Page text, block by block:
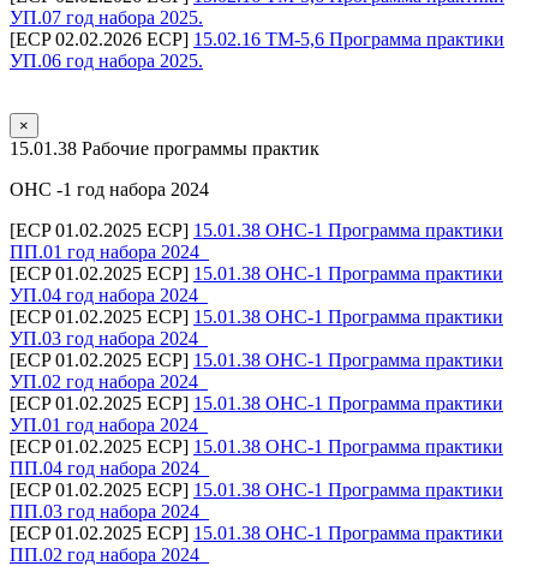
УП.07 год набора 2025.
[ECP 02.02.2026 ECP] 15.02.16 ТМ-5,6 Программа практики
УП.06 год набора 2025.
×
15.01.38 Рабочие программы практик
ОНС -1 год набора 2024
[ECP 01.02.2025 ECP] 15.01.38 ОНС-1 Программа практики
ПП.01 год набора 2024_
[ECP 01.02.2025 ECP] 15.01.38 ОНС-1 Программа практики
УП.04 год набора 2024_
[ECP 01.02.2025 ECP] 15.01.38 ОНС-1 Программа практики
УП.03 год набора 2024_
[ECP 01.02.2025 ECP] 15.01.38 ОНС-1 Программа практики
УП.02 год набора 2024_
[ECP 01.02.2025 ECP] 15.01.38 ОНС-1 Программа практики
УП.01 год набора 2024_
[ECP 01.02.2025 ECP] 15.01.38 ОНС-1 Программа практики
ПП.04 год набора 2024_
[ECP 01.02.2025 ECP] 15.01.38 ОНС-1 Программа практики
ПП.03 год набора 2024_
[ECP 01.02.2025 ECP] 15.01.38 ОНС-1 Программа практики
ПП.02 год набора 2024_